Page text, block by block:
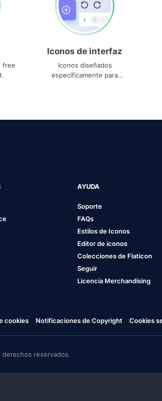
free
Iconos de interfaz
Iconos diseñados
específicamente para
AYUDA
Soporte
FAQs
Estilos de Iconos
Editor de iconos
Colecciones de Flaticon
Seguir
Licencia Merchandising
cookies Notificaciones de Copyright Cookies
reservados.